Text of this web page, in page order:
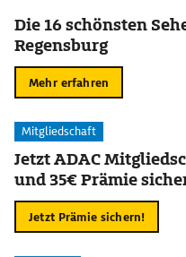
Die 16 schönsten
Regensburg
Mehr erfahren
Mitgliedschaft
Jetzt ADAC
und 35€ Prämie
Jetzt Prämie sichern!